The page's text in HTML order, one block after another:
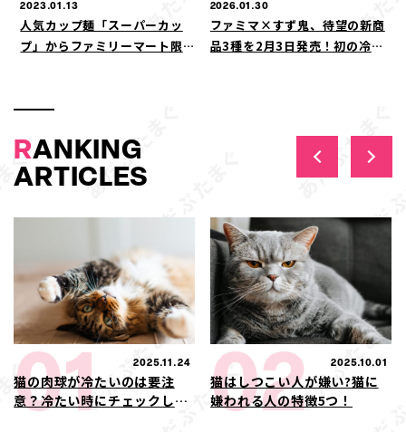
2023.01.13
人気カップ麺「スーパーカッ
プ」からファミリーマート限定
い味」
2026.01.30
ファミマ×すず鬼、待望の新商
品3種を2月3日発売！初の冷凍
RANKING
ARTICLES
2025.11.24
猫の肉球が冷たいのは要注
意？冷たい時にチェックした
01 2025.10.01
猫はしつこい人が嫌い?猫に
嫌われる人の特徴5つ！
02